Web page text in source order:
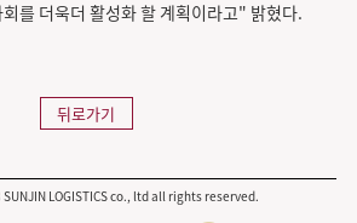
를 더욱더 활성화 할 계획이라고" 밝혔다.
뒤로가기
LOGISTICS co., ltd all rights reserved.